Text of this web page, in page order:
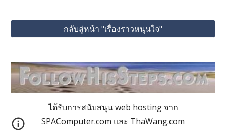
กลับสู่หน้า "เรื่องราวหนุนใจ"
ได้รับการสนับสนุน web hosting จาก
SPAComputer.com และ ThaWang.com